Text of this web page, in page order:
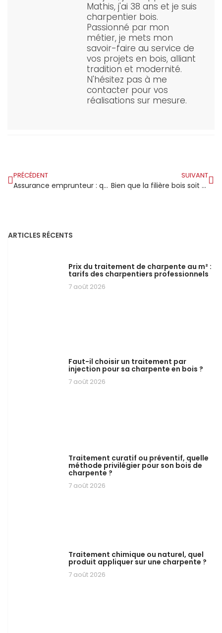
Mathis, j'ai 38 ans et je suis
charpentier bois.
Passionné par mon
métier, je mets mon
savoir-faire au service de
vos projets en bois, alliant
tradition et modernité.
N'hésitez pas à me
contacter pour vos
réalisations sur mesure.
PRÉCÉDENT
Assurance emprunteur : quelles spécificités pour un prêt immobilier lié à une maison en bois ?
SUIVANT
Bien que la filière bois soit en plein essor, elle fait face à une crise de main-d’œuvre inquiétante
ARTICLES RÉCENTS
Prix du traitement de charpente au m² :
tarifs des charpentiers professionnels
7 août 2026
Faut-il choisir un traitement par
injection pour sa charpente en bois ?
7 août 2026
Traitement curatif ou préventif, quelle
méthode privilégier pour son bois de
charpente ?
7 août 2026
Traitement chimique ou naturel, quel
produit appliquer sur une charpente ?
7 août 2026